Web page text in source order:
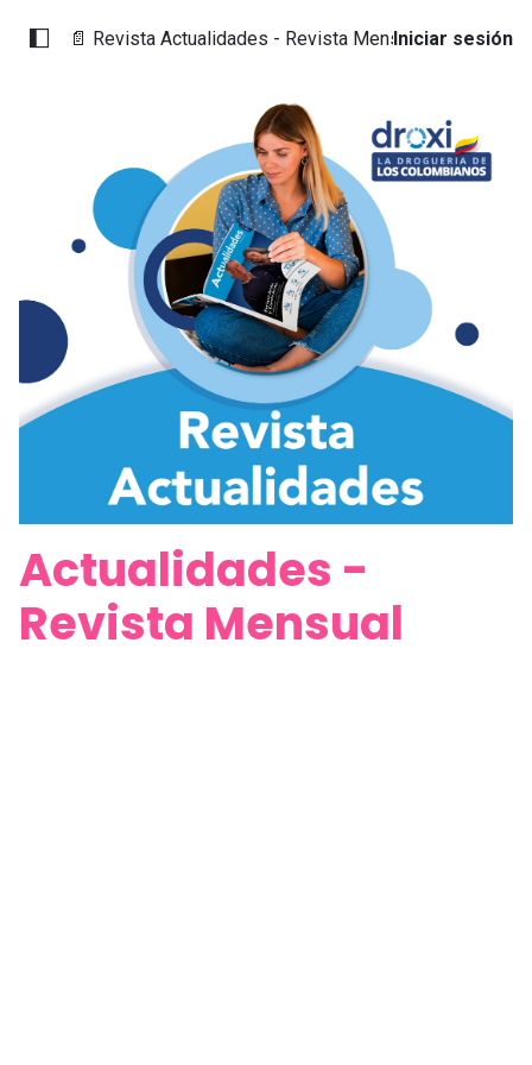
📄 Revista Actualidades - Revista MensualIniciar sesión
Actualidades -
Revista Mensual